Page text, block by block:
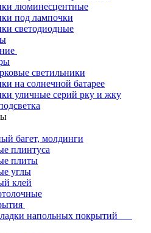
люминесцентные
под лампочки
светодиодные
светильники
на солнечной батарее
уличные серий рку и жку
багет, молдинги
плинтуса
плиты
углы
клей
напольных покрытий